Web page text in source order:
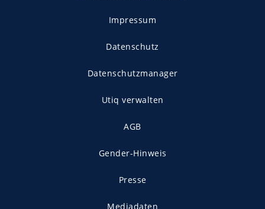
Impressum
Datenschutz
Datenschutzmanager
Utiq verwalten
AGB
Gender-Hinweis
Presse
Mediadaten